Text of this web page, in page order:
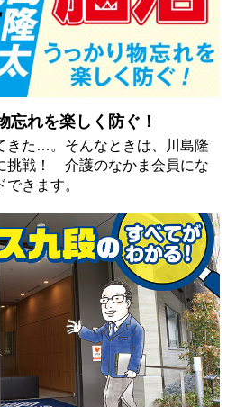
忘れを楽しく防ぐ！
きた…。そんなときは、川島隆
挑戦！ 介護のなかま会員にな
きます。